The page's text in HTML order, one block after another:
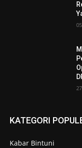
KATEGORI
Kabar Bintuni